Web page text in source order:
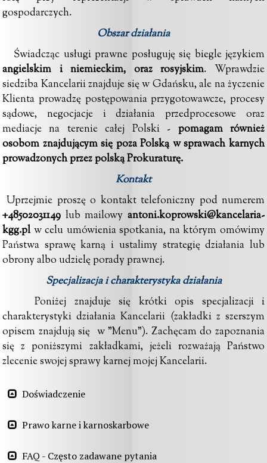
gospodarczych.
Obszar działania
Świadcząc usługi prawne posługuję się biegle językiem
angielskim i niemieckim, oraz rosyjskim. Wprawdzie
siedziba Kancelarii znajduje się w Gdańsku, ale na życzenie
Klienta prowadzę postępowania przygotowawcze, procesy
sądowe, negocjacje i działania przedprocesowe oraz
mediacje na terenie całej Polski - pomagam również
osobom znajdującym się poza Polską w sprawach karnych
prowadzonych przez polską Prokuraturę.
Kontakt
Uprzejmie proszę o kontakt telefoniczny pod numerem
+48502031149 lub mailowy antoni.koprowski@kancelaria-
kgg.pl w celu umówienia spotkania, na którym omówimy
Państwa sprawę karną i ustalimy strategię działania lub
obrony albo udzielę porady prawnej.
Specjalizacja i charakterystyka działania
Poniżej znajduje się krótki opis specjalizacji i
charakterystyki działania Kancelarii (zakładki z szerszym
opisem znajdują się w "Menu"). Zachęcam do zapoznania
się z poniższymi zakładkami, jeżeli rozważają Państwo
zlecenie swojej sprawy karnej mojej Kancelarii.
Doświadczenie
Prawo karne i karnoskarbowe
FAQ - Często zadawane pytania